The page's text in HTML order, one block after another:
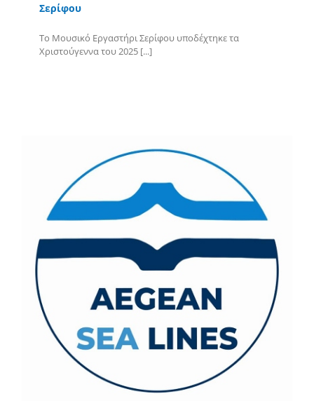
Σερίφου
Το Μουσικό Εργαστήρι Σερίφου υποδέχτηκε τα
Χριστούγεννα του 2025 [...]